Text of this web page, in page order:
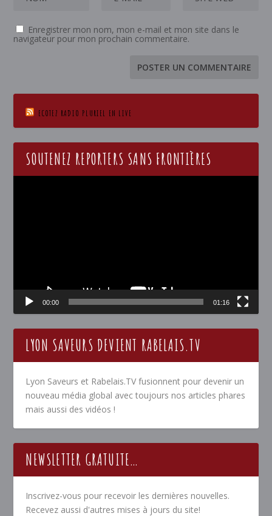
Enregistrer mon nom, mon e-mail et mon site dans le
navigateur pour mon prochain commentaire.
ECOTEZ RADIO PLURIEL EN LIVE
SOUTENEZ REPORTERS SANS FRONTIÈRES
00:00 01:16
LYON SAVEURS DEVIENT RABELAIS.TV
Lyon Saveurs et Rabelais.TV fusionnent pour devenir un
nouveau média global avec toujours nos articles phares
mais aussi des vidéos !
NEWSLETTER GRATUITE…
Inscrivez-vous pour recevoir les dernières nouvelles.
Recevez aussi d'autres mises à jours du site!